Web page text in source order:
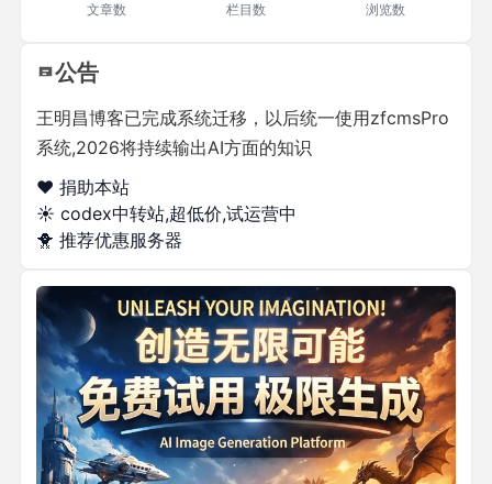
文章数 栏目数 浏览数
公告
王明昌博客已完成系统迁移，以后统一使用zfcmsPro
系统,2026将持续输出AI方面的知识
❤️ 捐助本站
☀️ codex中转站,超低价,试运营中
🐥 推荐优惠服务器